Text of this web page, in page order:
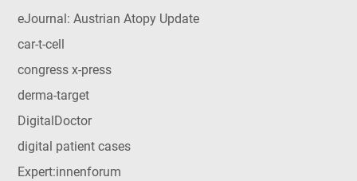
eJournal: Austrian Atopy Update
car-t-cell
congress x-press
derma-target
DigitalDoctor
digital patient cases
Expert:innenforum